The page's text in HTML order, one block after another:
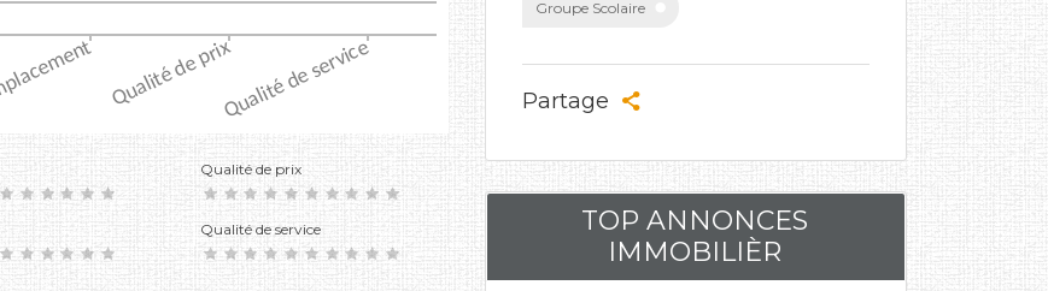
Qualité de prix
Qualité de service
Groupe Scolaire
Partage
TOP ANNONCES
IMMOBILIÈR